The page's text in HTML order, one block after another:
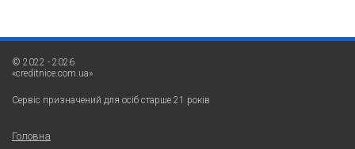
© 2022 - 2026
«creditnice.com.ua»
Сервіс призначений для осіб старше 21 років
Головна